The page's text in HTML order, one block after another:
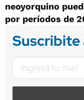
neoyorquino
por períodos de